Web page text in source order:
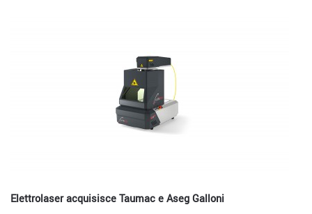
Elettrolaser acquisisce Taumac e Aseg Galloni